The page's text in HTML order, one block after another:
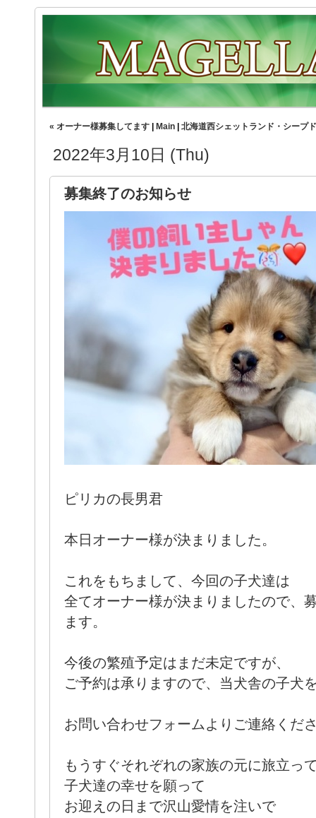
« オーナー様募集してます Main 北海道西シェットランド・シープ
2022年3月10日 (Thu)
募集終了のお知らせ
ピリカの長男君
本日オーナー様が決まりました。
これをもちまして、今回の子犬達は
全てオーナー様が決まりましたので、
ます。
今後の繁殖予定はまだ未定ですが、
ご予約は承りますので、当犬舎の子犬
お問い合わせフォームよりご連絡くだ
もうすぐそれぞれの家族の元に旅立っ
子犬達の幸せを願って
お迎えの日まで沢山愛情を注いで